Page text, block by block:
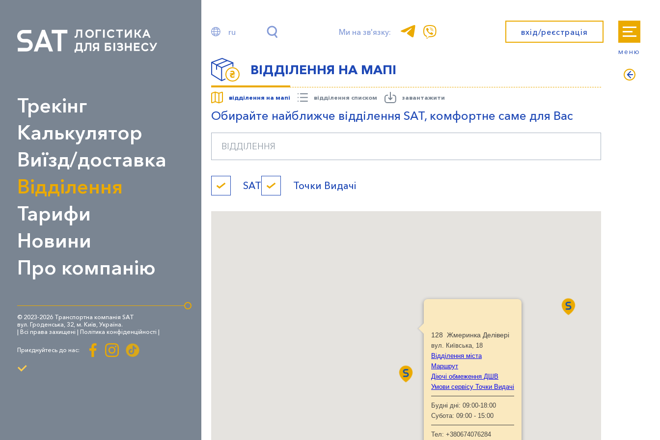
Трекінг
Калькулятор
Виїзд/доставка
Відділення
Тарифи
Новини
Про компанію
© 2023-2026 Транспортна компанія SAT
вул. Гроденська, 32, м. Київ, Україна.
| Всі права захищені | Політика конфіденційності |
Приєднуйтесь до нас:
ru Ми на зв'язку: вхід/реєстрація
меню
ВІДДІЛЕННЯ НА МАПІ
відділення на мапі відділення списком завантажити
Обирайте найближче відділення SAT, комфортне саме для Вас
SAT Точки Видачі
128 Жмеринка Делівері
вул. Київська, 18
Відділення міста
Маршрут
Діючі обмеження ДШВ
Умови сервісу Точки Видачі
Будні дні: 09:00-18:00
Субота: 09:00 - 15:00
Тел: +380674076284